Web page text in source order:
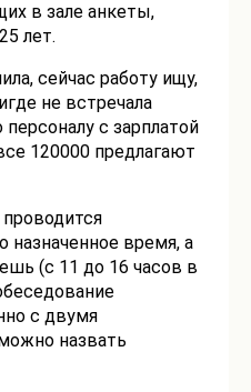
в зале анкеты,
лет.
сейчас работу ищу,
не встречала
с зарплатой
120000 предлагают
назначенное время, а
(с 11 до 16 часов в
с двумя
назвать